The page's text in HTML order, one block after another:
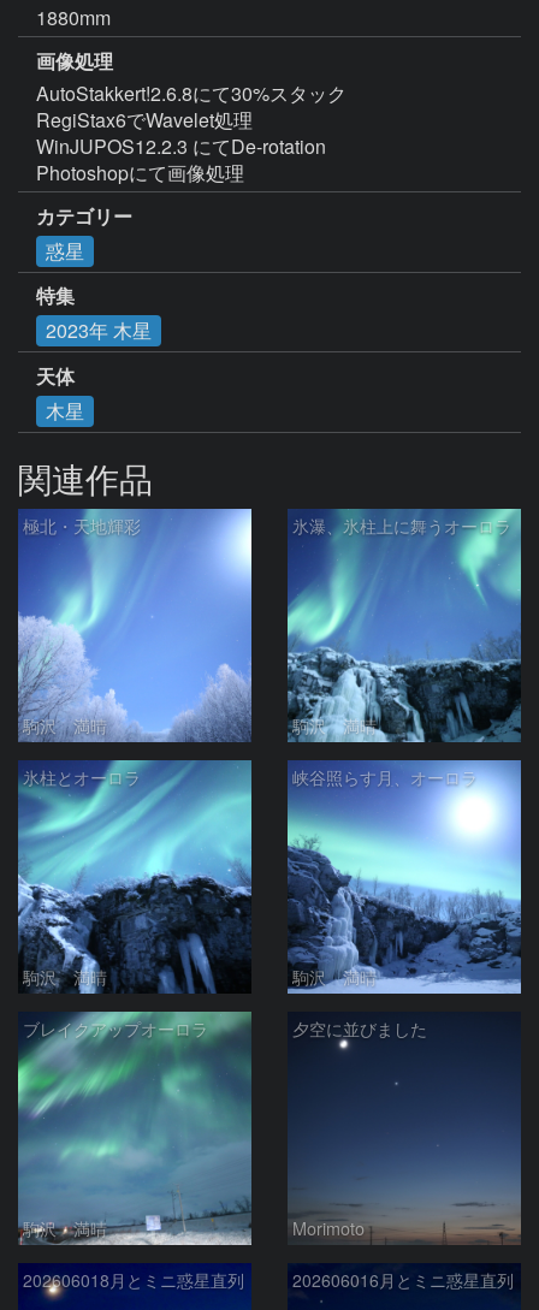
1880mm
画像処理
AutoStakkert!2.6.8にて30%スタック
RegiStax6でWavelet処理
WinJUPOS12.2.3 にてDe-rotation
Photoshopにて画像処理
カテゴリー
惑星
特集
2023年 木星
天体
木星
関連作品
極北・天地輝彩
駒沢 満晴
氷瀑、氷柱上に舞うオーロラ
駒沢 満晴
氷柱とオーロラ
駒沢 満晴
峡谷照らす月、オーロラ
駒沢 満晴
ブレイクアップオーロラ
駒沢 満晴
夕空に並びました
Morimoto
202606018月とミニ惑星直列 202606016月とミニ惑星直列